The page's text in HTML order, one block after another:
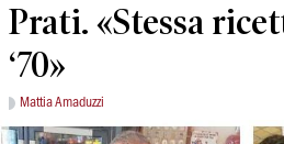
Prati. «Stessa
‘70»
Mattia Amaduzzi